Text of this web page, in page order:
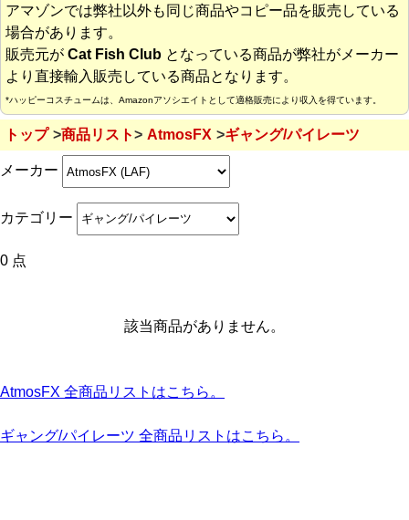
アマゾンでは弊社以外も同じ商品やコピー品を販売している
場合があります。
販売元が Cat Fish Club となっている商品が弊社がメーカー
より直接輸入販売している商品となります。
*ハッピーコスチュームは、Amazonアソシエイトとして適格販売により収入を得ています。
トップ 商品リスト AtmosFX ギャング/パイレーツ
メーカー
カテゴリー
0 点
該当商品がありません。
AtmosFX 全商品リストはこちら。
ギャング/パイレーツ 全商品リストはこちら。